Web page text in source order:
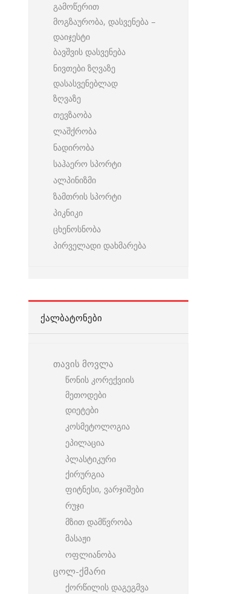
გამოწერით
მოგზაურობა, დასვენება –
დაიჯესტი
ბავშვის დასვენება
ნივთები ზღვაზე
დასასვენებლად
ზღვაზე
თევზაობა
ლაშქრობა
ნადირობა
საჰაერო სპორტი
ალპინიზმი
ზამთრის სპორტი
პიკნიკი
ცხენოსნობა
პირველადი დახმარება
ᲥᲐᲚᲑᲐᲢᲝᲜᲔᲑᲘ
თავის მოვლა
წონის კორექვიის
მეთოდები
დიეტები
კოსმეტოლოგია
ეპილაცია
პლასტიკური
ქირურგია
ფიტნესი, ვარჯიშები
რუჯი
მზით დამწვრობა
მასაჟი
ოფლიანობა
ცოლ-ქმარი
ქორწილის დაგეგმვა